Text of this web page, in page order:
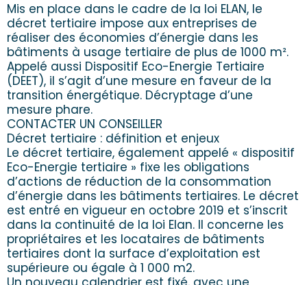
Mis en place dans le cadre de la loi ELAN, le
décret tertiaire impose aux entreprises de
réaliser des économies d’énergie dans les
bâtiments à usage tertiaire de plus de 1000 m².
Appelé aussi Dispositif Eco-Energie Tertiaire
(DEET), il s’agit d’une mesure en faveur de la
transition énergétique. Décryptage d’une
mesure phare.
CONTACTER UN CONSEILLER
Décret tertiaire : définition et enjeux
Le décret tertiaire, également appelé « dispositif
Eco-Energie tertiaire » fixe les obligations
d’actions de réduction de la consommation
d’énergie dans les bâtiments tertiaires. Le décret
est entré en vigueur en octobre 2019 et s’inscrit
dans la continuité de la loi Elan. Il concerne les
propriétaires et les locataires de bâtiments
tertiaires dont la surface d’exploitation est
supérieure ou égale à 1 000 m2.